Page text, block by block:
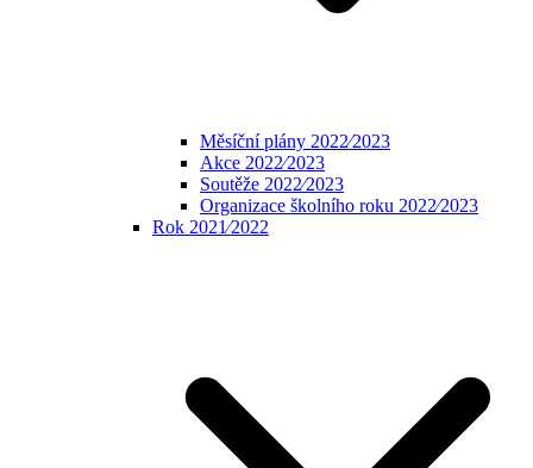
Měsíční plány 2022⁄2023
Akce 2022⁄2023
Soutěže 2022⁄2023
Organizace školního roku 2022⁄2023
Rok 2021⁄2022